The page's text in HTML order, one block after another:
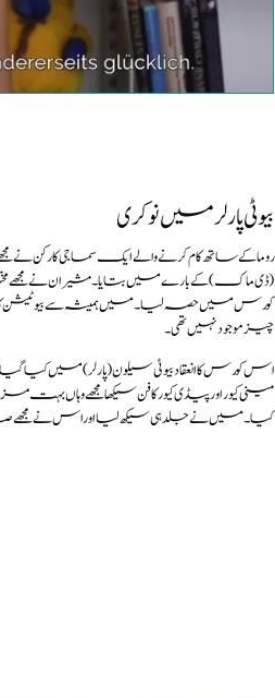
note the data
for this site.
بیوٹی پارلر میں نوکری
روما کے ساتھ کام کرنے والے ایک سماجی کارکن
کورس میں حصہ لیا۔میں ہمیشہ سے بیوٹیشن
چیز موجود نہیں تھی۔
اس کورس کا انعقاد بیوٹی سیلون(پارلر) میں کیا
مینی کیور اور پیڈی کیور کا فن سیکھا مجھے وہاں
کیا۔ میں نے جلد ہی سیکھ لیا اور اس نے مجھے